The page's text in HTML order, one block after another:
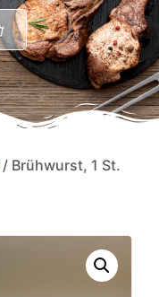
/ Brühwurst, 1 St.